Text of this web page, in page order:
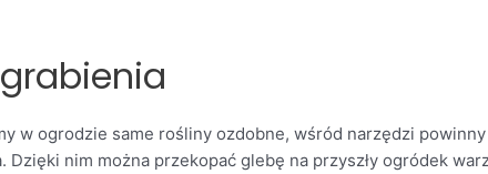
w ogrodzie same rośliny ozdobne, wśród narzędzi
Dzięki nim można przekopać glebę na przyszły ogródek